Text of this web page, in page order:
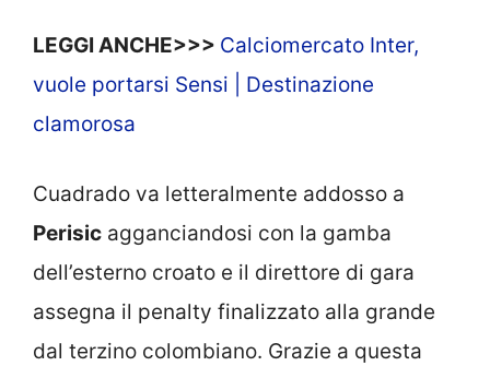
LEGGI ANCHE>>> Calciomercato Inter,
vuole portarsi Sensi | Destinazione
clamorosa
Cuadrado va letteralmente addosso a
Perisic agganciandosi con la gamba
dell’esterno croato e il direttore di gara
assegna il penalty finalizzato alla grande
dal terzino colombiano. Grazie a questa